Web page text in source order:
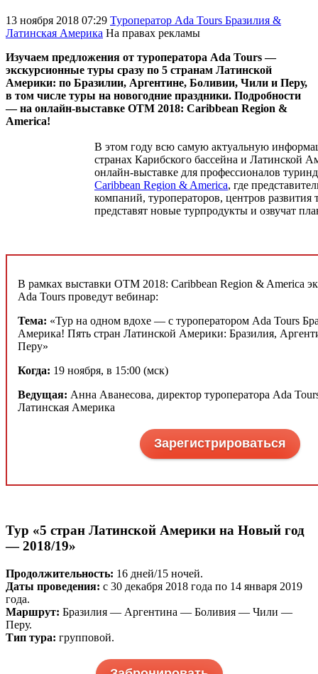
13 ноября 2018 07:29 Туроператор Ada Tours Бразилия &
Латинская Америка На правах рекламы
Изучаем предложения от туроператора Ada Tours —
экскурсионные туры сразу по 5 странам Латинской
Америки: по Бразилии, Аргентине, Боливии, Чили и Перу,
в том числе туры на новогодние праздники. Подробности
— на онлайн-выставке ОТМ 2018: Caribbean Region &
America!
В этом году всю самую актуальную
странах Карибского бассейна и Латинской
онлайн-выставке для профессионалов
Caribbean Region & America, где
компаний, туроператоров, центров развития
представят новые турпродукты и озвучат
В рамках выставки ОТМ 2018: Caribbean Region & America
Ada Tours проведут вебинар:
Тема: «Тур на одном вдохе — с туроператором Ada Tours
Америка! Пять стран Латинской Америки: Бразилия,
Перу»
Когда: 19 ноября, в 15:00 (мск)
Ведущая: Анна Аванесова, директор туроператора Ada
Латинская Америка
Зарегистрироваться
Тур «5 стран Латинской Америки на Новый год
— 2018/19»
Продолжительность: 16 дней/15 ночей.
Даты проведения: с 30 декабря 2018 года по 14 января 2019
года.
Маршрут: Бразилия — Аргентина — Боливия — Чили —
Перу.
Тип тура: групповой.